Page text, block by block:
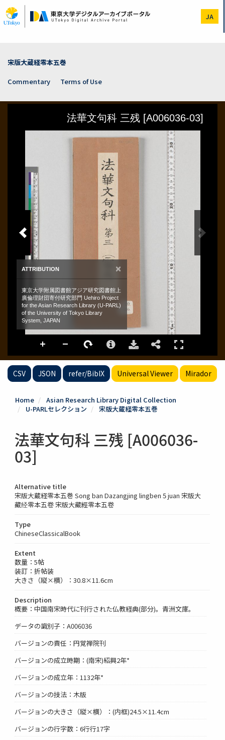
to
main
JA
宋版大蔵経零本五巻
Commentary
Terms of Use
CSV JSON refer/BibIX Universal Viewer Mirador
Home
Asian Research Library Digital Collection
U-PARLセレクション
宋版大蔵経零本五巻
法華文句科 三残 [A006036-
03]
Alternative title
宋版大蔵経零本五巻 Song ban Dazangjing lingben 5 juan 宋版大
藏经零本五卷 宋版大藏經零本五卷
Type
ChineseClassicalBook
Extent
数量：5帖
装訂：折帖装
大きさ（縦×横）：30.8×11.6cm
Description
概要：中国南宋時代に刊行された仏教経典(部分)。青洲文庫。
データの識別子：A006036
バージョンの責任：円覚禅院刊
バージョンの成立時期：(南宋)紹興2年*
バージョンの成立年：1132年*
バージョンの技法：木版
バージョンの大きさ（縦×横）：(内框)24.5×11.4cm
バージョンの行字数：6行行17字